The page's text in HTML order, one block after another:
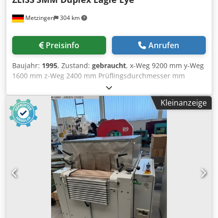
Steuerung wurde vor ca. 3 Jahren erneuert ) • WENZEL
SurfPro Paket und QUARTIS Q-DAS • RHENISHAW
motorischer Dreh- und Schwenkkopf (automatisch
M plus und mit Meßtaster TP 20 und diversem
Tasterzubehör • sowie RENISHAW Probe Head Controler
Einheit Type PHC 10 C-3 plus, auch im Arbeitstisch
eingebaut • Tasterwechsel automatisch möglich, 6 – fach
Tastermagazin Modell MCR 20 auf dem Tisch montiert •
bewegliches Handsteuerpult mit progressivem
Steuerhebel (Joystick) zur manuellen Verstellung aller 3
Achsen mit stfl. regelbaren Fahrgeschwindig- keiten. •
Kugelnormalie zum Aufbau auf den Tisch, Arbeitstisch,
diverse Aufspann- mittel, etc. Zustand : sehr gut –
prinzipell am Lager unter Strom zu besichtigen,
vorführbereit, wurde beim Abgeber durch einen
Messmaschinen- Spezialisten demontiert und hier wieder
zusammengebaut. Lieferung: ab Lager – im Zustand wie
vorhanden und besichtigt Zahlung : rein netto – nach
Metzingen 304 km
Preisinfo Anrufen
Baujahr: 1995, Zustand: gebraucht, x-Weg 9200 mm y-Weg
1600 mm z-Weg 2400 mm Prüflingsdurchmesser mm
Arbeitsbereich mm Spitzenabstand mm Steuerung ZEISS C
99 Gesamtleistungsbedarf kW Maschinengewicht ca. 30 t
Raumbedarf ca. 10 x 3,6 m Z E I S S - S T I E F E L M A Y E R
Doppelseitige CNC - verfahrbare 3 D – Meßmaschine
Dkodpfx Adot Hwwkoror Type SMM Duplex / Eagle Eye
Baujahr 1995, jedoch mehrfach modernisiert
Arbeitsbereich der Meßständer: X - Achse ca. (horizontal)
9.200 mm Y – Achse ca. (quer) 1.600 mm/ 3.200 mm Z -
Achse ca. (vertikal) 2.400 mm Größe der Meßplatte (4-fach
geteilt) 10.000 x 3.500 mm Außenmaße der Messplatte
inklusive den Führungsschienen 10.000 x 3.650 mm Dicke
der Meßplatte ca. 450 mm Höhe der Meßplatte über
Boden 650 mm Max. Verfahrgeschwindigkeit ca. 150
Kleinanzeige